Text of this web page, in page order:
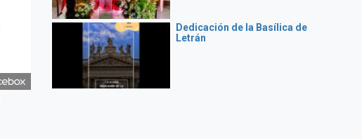
Dedicación de la Basílica de
Letrán